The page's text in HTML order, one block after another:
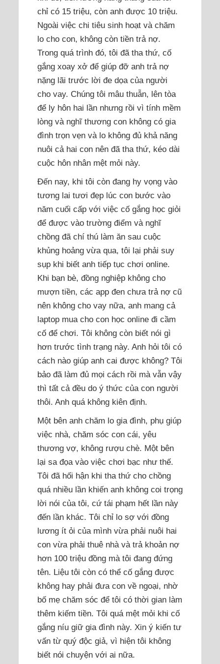
chỉ có 15 triệu, còn anh được 10 triệu.
Ngoài việc chi tiêu sinh hoạt và chăm
lo cho con, không còn tiền trả nợ.
Trong quá trình đó, tôi đã tha thứ, cố
gắng xoay xở để giúp đỡ anh trả nợ
nặng lãi trước lời đe dọa của người
cho vay. Chúng tôi mâu thuẫn, lên tòa
để ly hôn hai lần nhưng rồi vì tính mềm
lòng và nghĩ thương con không có gia
đình trọn vẹn và lo không đủ khả năng
nuôi cả hai con nên đã tha thứ, kéo dài
cuộc hôn nhân mệt mỏi này.
Đến nay, khi tôi còn đang hy vọng vào
tương lai tươi đẹp lúc con bước vào
năm cuối cấp với việc cố gắng học giỏi
để được vào trường điểm và nghĩ
chồng đã chí thú làm ăn sau cuộc
khủng hoảng vừa qua, tôi lại phải suy
sụp khi biết anh tiếp tục chơi online.
Khi bạn bè, đồng nghiệp không cho
mượn tiền, các app đen chưa trả nợ cũ
nên không cho vay nữa, anh mang cả
laptop mua cho con học online đi cầm
cố để chơi. Tôi không còn biết nói gì
hơn trước tình trạng này. Anh hỏi tôi có
cách nào giúp anh cai được không? Tôi
bảo đã làm đủ mọi cách rồi mà vẫn vậy
thì tất cả đều do ý thức của con người
thôi. Anh quá không kiên định.
Một bên anh chăm lo gia đình, phụ giúp
việc nhà, chăm sóc con cái, yêu
thương vợ, không rượu chè. Một bên
lại sa đọa vào việc chơi bạc như thế.
Tôi đã hối hận khi tha thứ cho chồng
quá nhiều lần khiến anh không coi trọng
lời nói của tôi, cứ tái phạm hết lần này
đến lần khác. Tôi chỉ lo sợ với đồng
lương ít ỏi của mình vừa phải nuôi hai
con vừa phải thuê nhà và trả khoản nợ
hơn 100 triệu đồng mà tôi đang đứng
tên. Liệu tôi còn có thể cố gắng được
không hay phải đưa con về ngoại, nhờ
bố mẹ chăm sóc để tôi có thời gian làm
thêm kiếm tiền. Tôi quá mệt mỏi khi cố
gắng níu giữ gia đình này. Xin ý kiến tư
vấn từ quý độc giả, vì hiện tôi không
biết nói chuyện với ai nữa.